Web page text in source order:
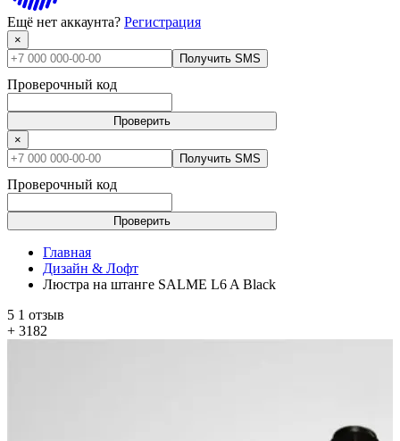
Ещё нет аккаунта? Регистрация
×
Получить SMS
Проверочный код
Проверить
×
Получить SMS
Проверочный код
Проверить
Главная
Дизайн & Лофт
Люстра на штанге SALME L6 A Black
5 1 отзыв
+ 3182